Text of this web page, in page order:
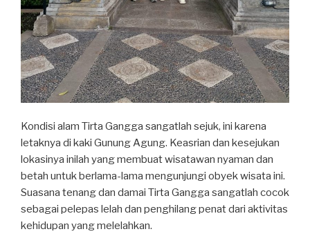
Kondisi alam Tirta Gangga sangatlah sejuk, ini karena
letaknya di kaki Gunung Agung. Keasrian dan kesejukan
lokasinya inilah yang membuat wisatawan nyaman dan
betah untuk berlama-lama mengunjungi obyek wisata ini.
Suasana tenang dan damai Tirta Gangga sangatlah cocok
sebagai pelepas lelah dan penghilang penat dari aktivitas
kehidupan yang melelahkan.